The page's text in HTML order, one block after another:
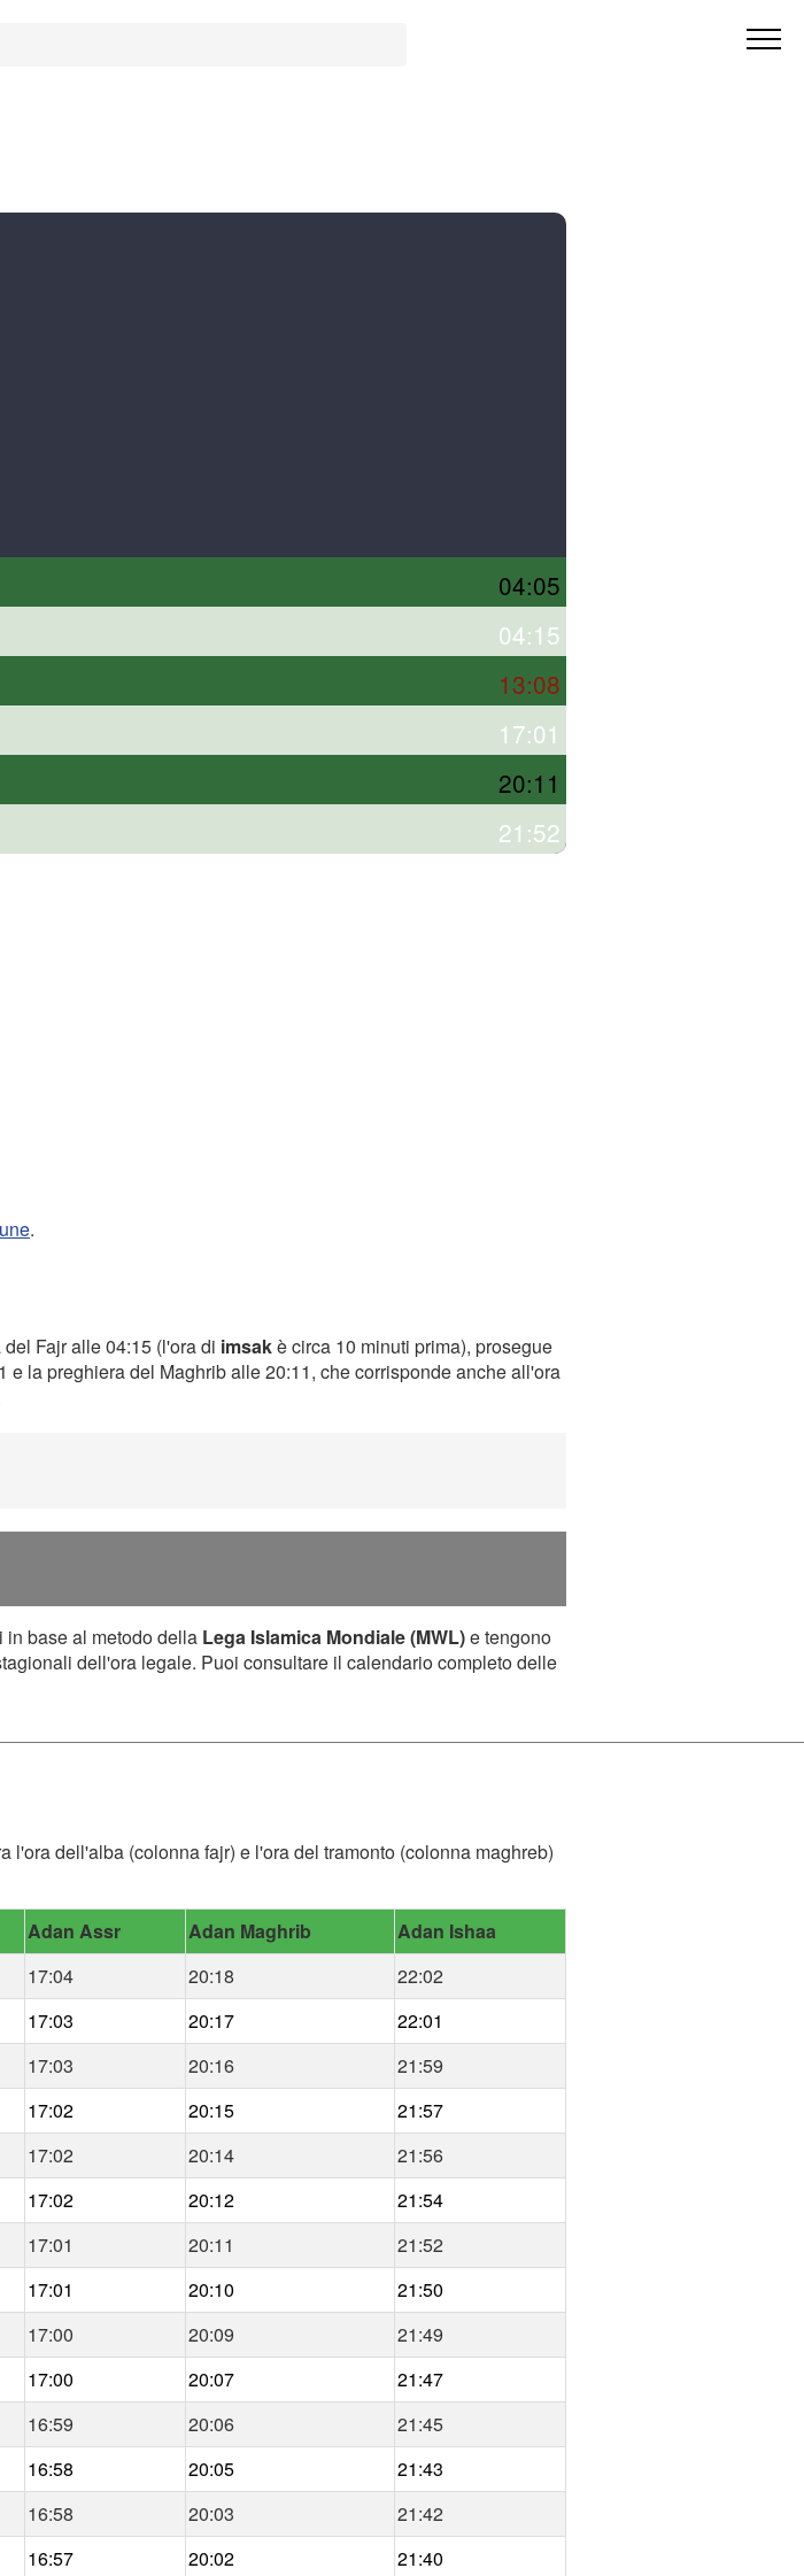
04:05
04:15
13:08
17:01
20:11
21:52
.
Fajr alle 04:15 (l'ora di imsakè circa 10 minuti prima), prosegue
la preghiera del Maghrib alle 20:11, che corrisponde anche all'ora
in base al metodo della Lega Islamica Mondiale (MWL)e tengono
dell'ora legale. Puoi consultare il calendario completo delle
dell'alba (colonna fajr) e l'ora del tramonto (colonna maghreb)
Adan Assr Adan Maghrib
Adan Ishaa
17:04 20:18
22:02
17:03 20:17
22:01
17:03 20:16
21:59
17:02 20:15
21:57
17:02 20:14
21:56
17:02 20:12
21:54
17:01 20:11
21:52
17:01 20:10
21:50
17:00 20:09
21:49
17:00 20:07
21:47
16:59 20:06
21:45
16:58 20:05
21:43
16:58 20:03
21:42
16:57 20:02
21:40